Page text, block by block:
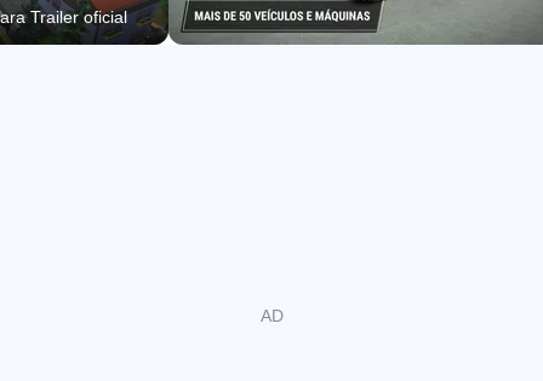
Use a perfuratriz Liebherr LB28 na construção de pontes
Uma enorme quantidade de veículos espera por você!
Trailer oficial